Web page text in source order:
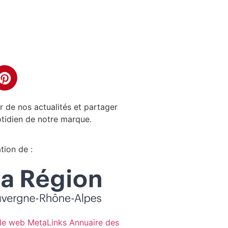
de nos actualités et partager
de notre marque.
de :
web MetaLinks Annuaire des